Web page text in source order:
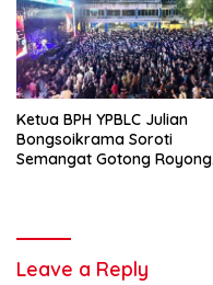
Ketua BPH YPBLC Julian
Bongsoikrama Soroti
Semangat Gotong Royong
Leave a Reply